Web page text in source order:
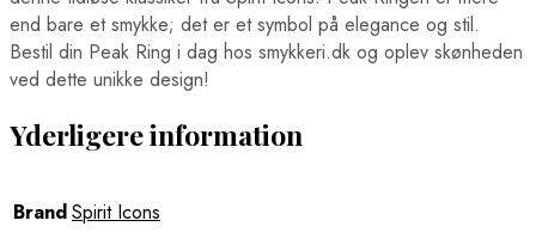
end bare et smykke; det er et symbol på elegance og stil.
Bestil din Peak Ring i dag hos smykkeri.dk og oplev skønheden
ved dette unikke design!
Yderligere information
BrandSpirit Icons